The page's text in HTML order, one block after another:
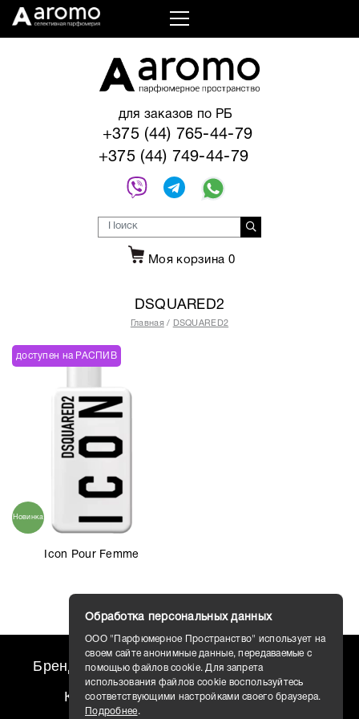
для заказов по РБ
+375 (44) 765-44-79
+375 (44) 749-44-79
Моя корзина 0
DSQUARED2
Главная DSQUARED2
доступен на РАСПИВ
Новинка
Icon Pour Femme
Бренды travel AROMO
Контакты
Доставка
Обработка персональных данных
ООО "Парфюмерное Пространство" использует на
своем сайте анонимные данные, передаваемые с
помощью файлов cookie. Для запрета
использования файлов cookie воспользуйтесь
соответствующими настройками своего браузера.
Подробнее.